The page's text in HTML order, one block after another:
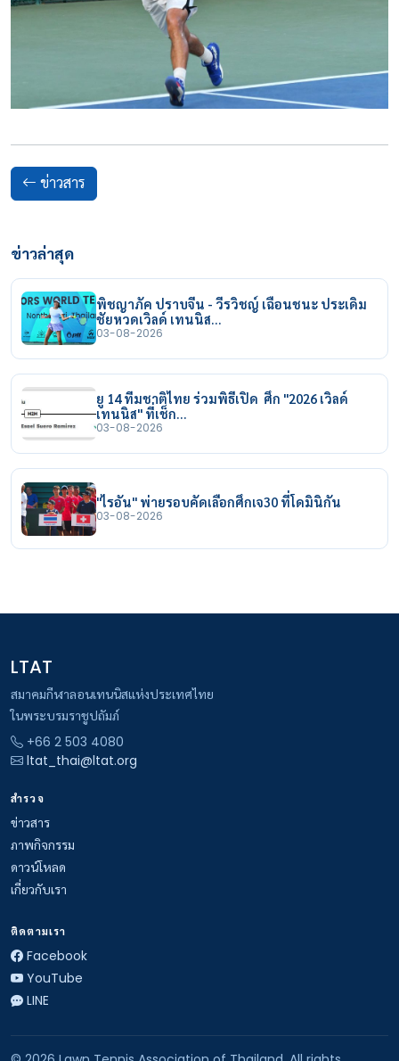
ข่าวสาร
ข่าวล่าสุด
พิชญาภัค ปราบจีน - วีรวิชญ์ เฉือนชนะ ประเดิม
ชัยหวดเวิลด์ เทนนิส…
03-08-2026
ยู 14 ทีมชาติไทย ร่วมพิธีเปิด ศึก "2026 เวิลด์
เทนนิส" ที่เช็ก…
03-08-2026
"ไรอัน" พ่ายรอบคัดเลือกศึกเจ30 ที่โดมินิกัน
03-08-2026
LTAT
สมาคมกีฬาลอนเทนนิสแห่งประเทศไทย
ในพระบรมราชูปถัมภ์
+66 2 503 4080
ltat_thai@ltat.org
สำรวจ
ข่าวสาร
ภาพกิจกรรม
ดาวน์โหลด
เกี่ยวกับเรา
ติดตามเรา
Facebook
YouTube
LINE